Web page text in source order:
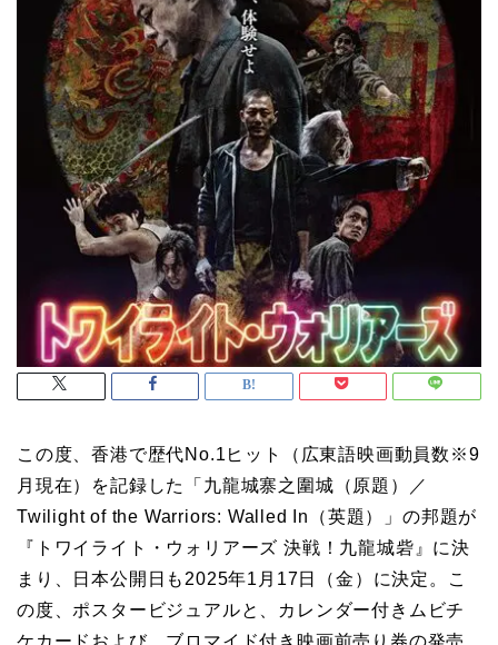
この度、香港で歴代No.1ヒット（広東語映画動員数※9
月現在）を記録した「九龍城寨之圍城（原題）／
Twilight of the Warriors: Walled In（英題）」の邦題が
『トワイライト・ウォリアーズ 決戦！九龍城砦』に決
まり、日本公開日も2025年1月17日（金）に決定。こ
の度、ポスタービジュアルと、カレンダー付きムビチ
ケカードおよび、ブロマイド付き映画前売り券の発売